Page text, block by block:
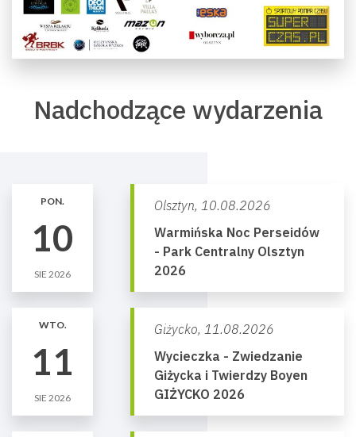
Nadchodzące wydarzenia
PON.
10
SIE 2026
Olsztyn, 10.08.2026
Warmińska Noc Perseidów
- Park Centralny Olsztyn
2026
WTO.
11
SIE 2026
Giżycko, 11.08.2026
Wycieczka - Zwiedzanie
Giżycka i Twierdzy Boyen
GIŻYCKO 2026